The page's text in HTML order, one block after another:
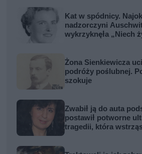
Kat w spódnicy.
nadzorczyni
wykrzyknęła „Niech
Żona Sienkiewicza
podróży poślubnej.
szokuje
Zwabił ją do auta
postawił potworne
tragedii, która